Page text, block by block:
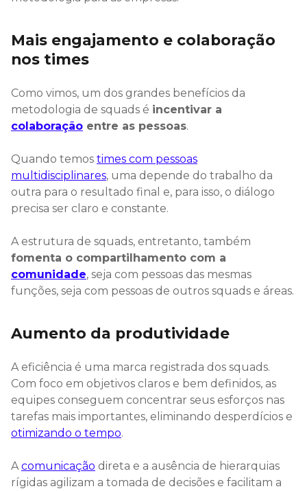
Mais engajamento e colaboração
nos times
Como vimos, um dos grandes benefícios da
metodologia de squads é incentivar a
colaboração entre as pessoas.
Quando temos times com pessoas
multidisciplinares, uma depende do trabalho da
outra para o resultado final e, para isso, o diálogo
precisa ser claro e constante.
A estrutura de squads, entretanto, também
fomenta o compartilhamento com a
comunidade, seja com pessoas das mesmas
funções, seja com pessoas de outros squads e áreas.
Aumento da produtividade
A eficiência é uma marca registrada dos squads.
Com foco em objetivos claros e bem definidos, as
equipes conseguem concentrar seus esforços nas
tarefas mais importantes, eliminando desperdícios e
otimizando o tempo.
A comunicação direta e a ausência de hierarquias
rígidas agilizam a tomada de decisões e facilitam a